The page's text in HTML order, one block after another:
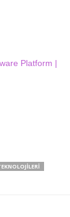
Platform |